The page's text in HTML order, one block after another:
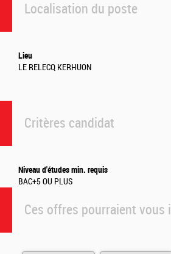
Localisation du poste
Lieu
LE RELECQ KERHUON
Critères candidat
Niveau d'études min. requis
BAC+5 OU PLUS
Ces offres pourraient vous